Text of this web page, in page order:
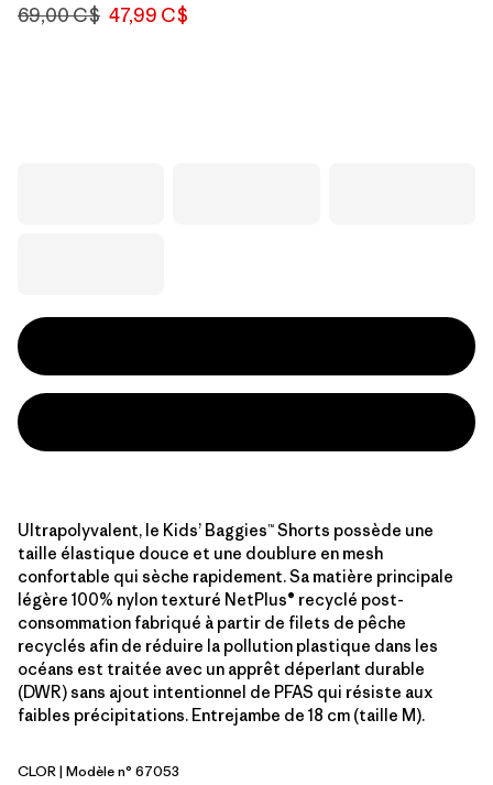
69,00 C$ 47,99 C$
Ultrapolyvalent, le Kids’ Baggies™ Shorts possède une
taille élastique douce et une doublure en mesh
confortable qui sèche rapidement. Sa matière principale
légère 100% nylon texturé NetPlus® recyclé post-
consommation fabriqué à partir de filets de pêche
recyclés afin de réduire la pollution plastique dans les
océans est traitée avec un apprêt déperlant durable
(DWR) sans ajout intentionnel de PFAS qui résiste aux
faibles précipitations. Entrejambe de 18 cm (taille M).
Coal Orange
CLOR| Modèle n° 67053